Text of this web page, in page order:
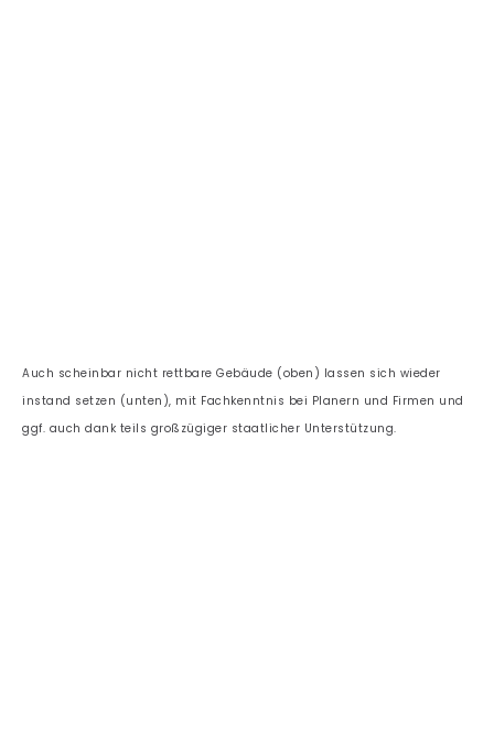
Auch scheinbar nicht rettbare Gebäude (oben) lassen sich wieder
instand setzen (unten), mit Fachkenntnis bei Planern und Firmen und
ggf. auch dank teils großzügiger staatlicher Unterstützung.